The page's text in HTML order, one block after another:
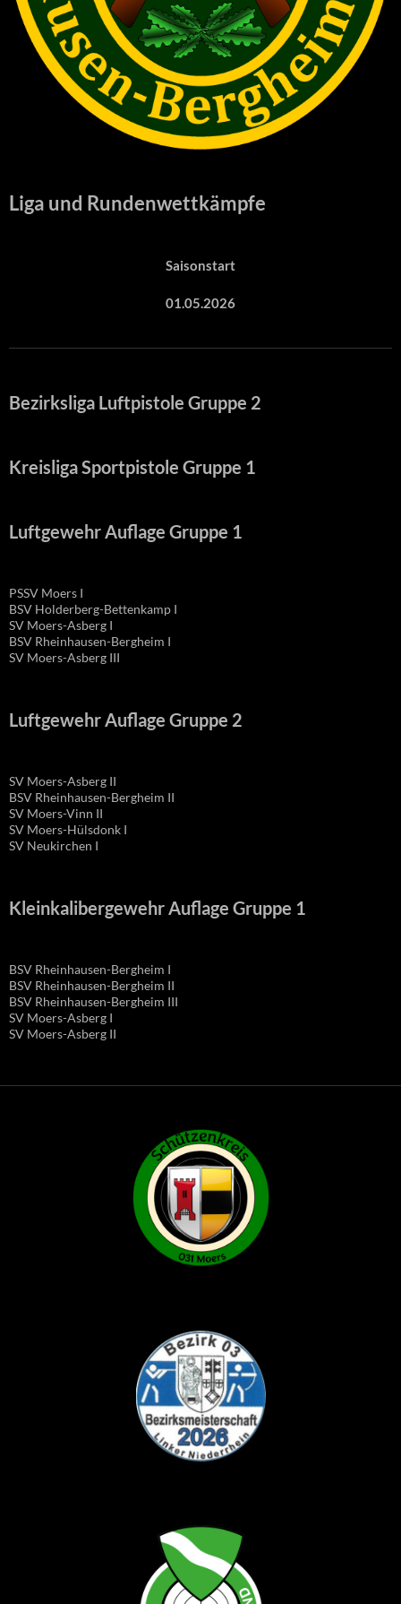
Liga und Rundenwettkämpfe
Saisonstart
01.05.2026
Bezirksliga Luftpistole Gruppe 2
Kreisliga Sportpistole Gruppe 1
Luftgewehr Auflage Gruppe 1
PSSV Moers I
BSV Holderberg-Bettenkamp I
SV Moers-Asberg I
BSV Rheinhausen-Bergheim I
SV Moers-Asberg III
Luftgewehr Auflage Gruppe 2
SV Moers-Asberg II
BSV Rheinhausen-Bergheim II
SV Moers-Vinn II
SV Moers-Hülsdonk I
SV Neukirchen I
Kleinkalibergewehr Auflage Gruppe 1
BSV Rheinhausen-Bergheim I
BSV Rheinhausen-Bergheim II
BSV Rheinhausen-Bergheim III
SV Moers-Asberg I
SV Moers-Asberg II